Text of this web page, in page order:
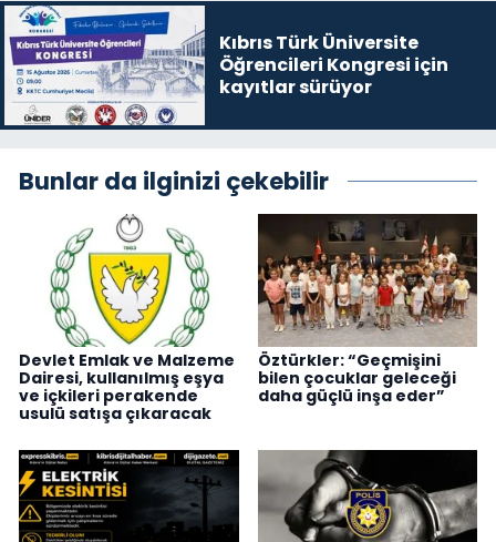
Kıbrıs Türk Üniversite
Öğrencileri Kongresi için
kayıtlar sürüyor
Bunlar da ilginizi çekebilir
Devlet Emlak ve Malzeme
Dairesi, kullanılmış eşya
ve içkileri perakende
usulü satışa çıkaracak
Öztürkler: “Geçmişini
bilen çocuklar geleceği
daha güçlü inşa eder”